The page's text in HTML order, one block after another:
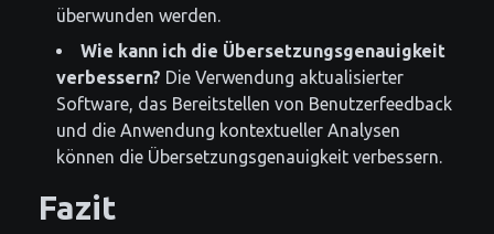
überwunden werden.
Wie kann ich die Übersetzungsgenauigkeit
verbessern? Die Verwendung aktualisierter
Software, das Bereitstellen von Benutzerfeedback
und die Anwendung kontextueller Analysen
können die Übersetzungsgenauigkeit verbessern.
Fazit